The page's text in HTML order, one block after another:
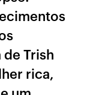
Trish
rica,